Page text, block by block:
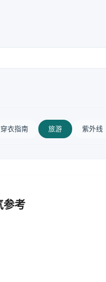
穿衣指南 旅游 紫外线
参考